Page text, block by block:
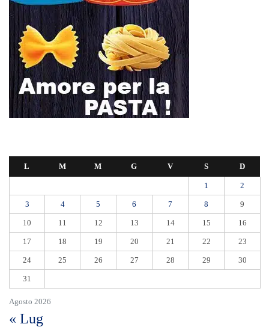
Agosto 2026
L M M G V S D
1 2
3 4 5 6 7 8 9
10 11 12 13 14 15 16
17 18 19 20 21 22 23
24 25 26 27 28 29 30
31
« Lug